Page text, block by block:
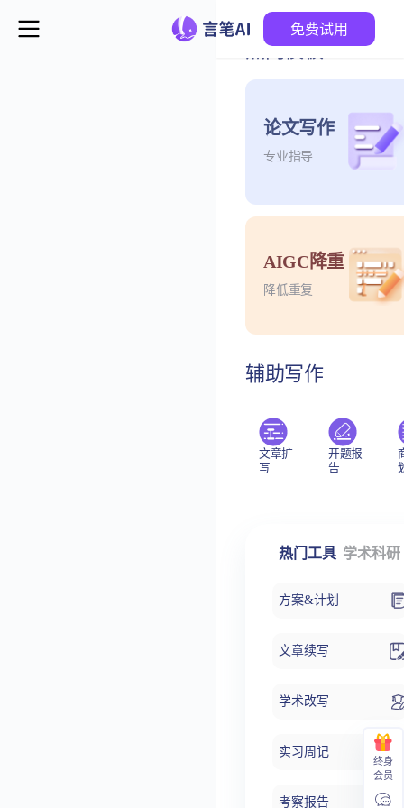
免费试用
热门模板
论文写作
专业指导
AIGC降重
降低重复
辅助写作
文章扩
写
开题报
告
热门工具 学术科研
方案&计划
文章续写
学术改写
实习周记
考察报告
终身
会员